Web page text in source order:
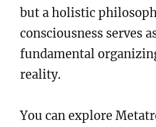
but a holistic
consciousness serves
fundamental
reality.
You can explore